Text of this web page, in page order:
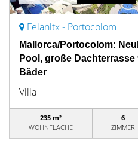
Felanitx - Portocolom
Mallorca/Portocolom:
Pool, große Dachterrasse
Bäder
Villa
235 m²
WOHNFLÄCHE
6
ZIMMER